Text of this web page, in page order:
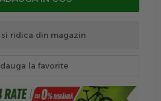
si ridica din magazin
la favorite